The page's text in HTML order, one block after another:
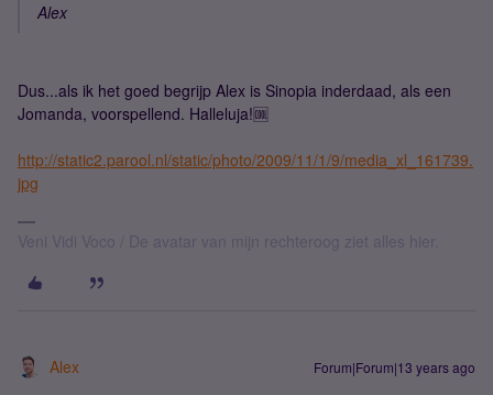
Alex
Dus...als ik het goed begrijp Alex is Sinopia inderdaad, als een
Jomanda, voorspellend. Halleluja!🆒
http://static2.parool.nl/static/photo/2009/11/1/9/media_xl_161739.
jpg
Veni Vidi Voco / De avatar van mijn rechteroog ziet alles hier.
Alex Forum|Forum|13 years ago